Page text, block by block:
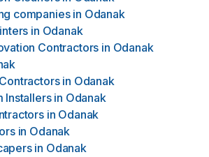
companies in Odanak
in Odanak
Contractors in Odanak
in Odanak
Installers in Odanak
in Odanak
in Odanak
in Odanak